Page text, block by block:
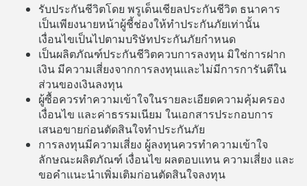
รับประกันชีวิตโดย พรูเด็นเชียลประกันชีวิต ธนาคาร
เป็นเพียงนายหน้าผู้ชี้ช่องให้ทำประกันภัยเท่านั้น
เงื่อนไขเป็นไปตามบริษัทประกันภัยกำหนด
เป็นผลิตภัณฑ์ประกันชีวิตควบการลงทุน มิใช่การฝาก
เงิน มีความเสี่ยงจากการลงทุนและไม่มีการการันตีใน
ส่วนของเงินลงทุน
ผู้ซื้อควรทำความเข้าใจในรายละเอียดความคุ้มครอง
เงื่อนไข และค่าธรรมเนียม ในเอกสารประกอบการ
เสนอขายก่อนตัดสินใจทำประกันภัย
การลงทุนมีความเสี่ยง ผู้ลงทุนควรทำความเข้าใจ
ลักษณะผลิตภัณฑ์ เงื่อนไข ผลตอบแทน ความเสี่ยง และ
ขอคำแนะนำเพิ่มเติมก่อนตัดสินใจลงทุน